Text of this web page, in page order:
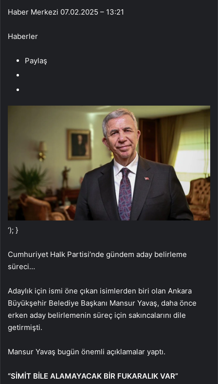
Haber Merkezi 07.02.2025 – 13:21
Haberler
Paylaş
‘); }
Cumhuriyet Halk Partisi’nde gündem aday belirleme
süreci…
Adaylık için ismi öne çıkan isimlerden biri olan Ankara
Büyükşehir Belediye Başkanı Mansur Yavaş, daha önce
erken aday belirlemenin süreç için sakıncalarını dile
getirmişti.
Mansur Yavaş bugün önemli açıklamalar yaptı.
“SİMİT BİLE ALAMAYACAK BİR FUKARALIK VAR”